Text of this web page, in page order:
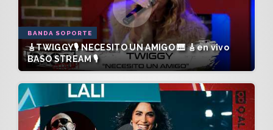
BANDA SOPORTE
🎸TWIGGY🎙️ NECESITO UN AMIGO 🎹 🎸en vivo
BASO STREAM 🎙️